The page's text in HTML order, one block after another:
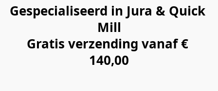
Gespecialiseerd in Jura & Quick
Mill
Gratis verzending vanaf €
140,00